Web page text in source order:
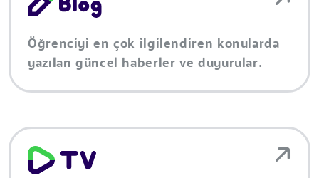
Öğrenciyi en çok ilgilendiren konularda
yazılan güncel haberler ve duyurular.